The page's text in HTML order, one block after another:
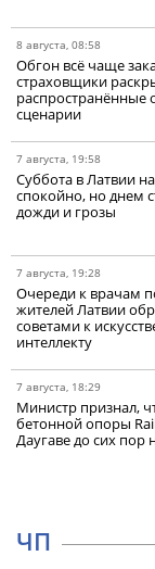
8 августа, 08:58
Обгон всё чаще
страховщики
распространённые
сценарии
7 августа, 19:58
Суббота в Латвии
спокойно, но днем
дожди и грозы
7 августа, 19:28
Очереди к врачам
жителей Латвии
советами к
интеллекту
7 августа, 18:29
Министр признал,
бетонной опоры
Даугаве до сих пор
ЧП